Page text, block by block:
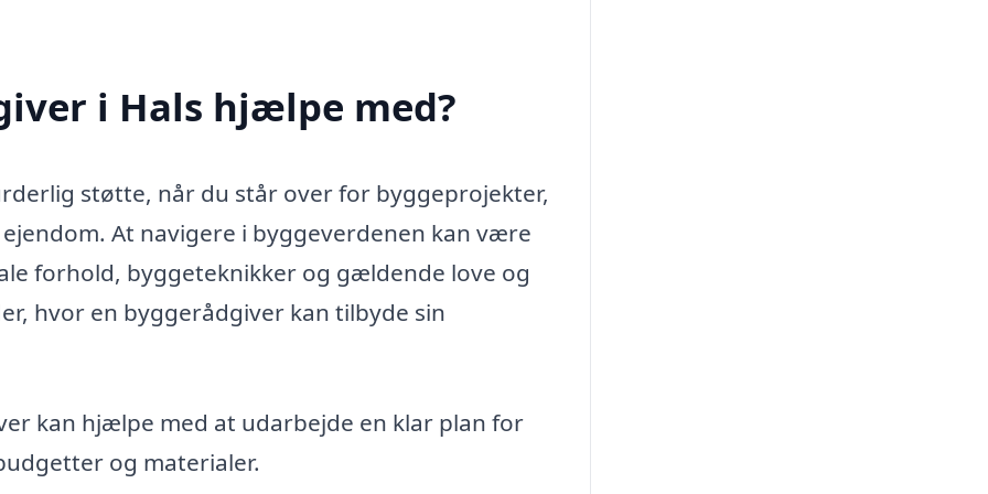
i Hals hjælpe med?
støtte, når du står over for byggeprojekter,
At navigere i byggeverdenen kan være
forhold, byggeteknikker og gældende love og
hvor en byggerådgiver kan tilbyde sin
kan hjælpe med at udarbejde en klar plan for
og materialer.